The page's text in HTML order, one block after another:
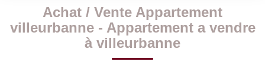
GÉRER
NOTRE AGENCE
Sélectionnez...
Type de bien
Surface min
Achat / Vente Appartement
villeurbanne - Appartement a vendre
à villeurbanne